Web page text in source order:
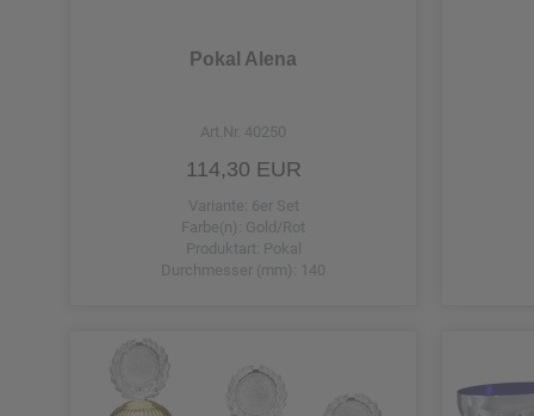
Einzelpokal 24,7 cm
Einzelpokal 25 cm
Einzelpokal 25,3 cm
Einzelpokal 25,5 cm
Einzelpokal 25,7 cm
Einzelpokal 25,9 cm
Pokal Alena
Art.Nr. 40250
114,30 EUR
Variante: 6er Set
Farbe(n): Gold/Rot
Produktart: Pokal
Durchmesser (mm): 140